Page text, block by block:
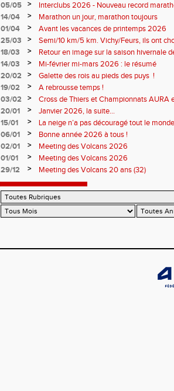
Soirées piste
05/05 >
Interclubs 2026 - Nouveau record
résultats
14/04 >
Marathon un jour, marathon toujours
01/04
>
Avant les vacances de printemps 2026
25/03
>
Semi/10 km/5 km. Vichy/Feurs, ils ont
18/03
>
Retour en image sur la saison hivernale
14/03
>
Mi-février mi-mars 2026 : le résumé
20/02
>
Galette des rois au pieds des puys !
19/02
>
A rebrousse temps !
03/02
>
Cross de Thiers et Championnats AURA
20/01
>
Janvier 2026, la suite...
15/01
>
La neige n’a pas découragé tout le
06/01
>
Bonne année 2026 à tous !
02/01
>
Meeting des Volcans 2026
01/01
>
Meeting des Volcans 2026
29/12
> Meeting des Volcans 20 ans (32)